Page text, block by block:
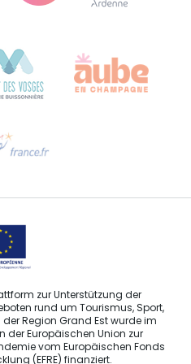
per E-Mail an
zur Unterstützung der
rund um Tourismus, Sport,
Region Grand Est wurde im
Europäischen Union zur
vom Europäischen Fonds
(EFRE) finanziert.